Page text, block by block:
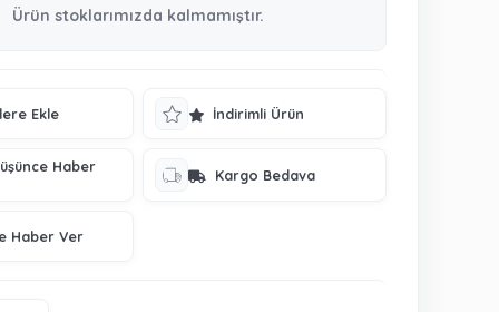
Ürün stoklarımızda kalmamıştır.
Ekle İndirimli Ürün
Haber Kargo Bedava
Haber Ver